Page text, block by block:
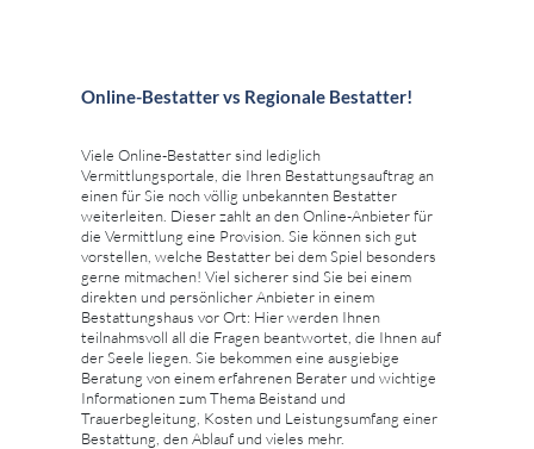
Online-Bestatter vs Regionale Bestatter!
Viele Online-Bestatter sind lediglich
Vermittlungsportale, die Ihren Bestattungsauftrag an
einen für Sie noch völlig unbekannten Bestatter
weiterleiten. Dieser zahlt an den Online-Anbieter für
die Vermittlung eine Provision. Sie können sich gut
vorstellen, welche Bestatter bei dem Spiel besonders
gerne mitmachen! Viel sicherer sind Sie bei einem
direkten und persönlicher Anbieter in einem
Bestattungshaus vor Ort: Hier werden Ihnen
teilnahmsvoll all die Fragen beantwortet, die Ihnen auf
der Seele liegen. Sie bekommen eine ausgiebige
Beratung von einem erfahrenen Berater und wichtige
Informationen zum Thema Beistand und
Trauerbegleitung, Kosten und Leistungsumfang einer
Bestattung, den Ablauf und vieles mehr.